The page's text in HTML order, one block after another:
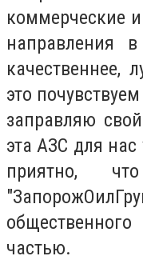
коммерческие
направления
качественнее,
это
заправляю
эта АЗС для
приятно,
частью.